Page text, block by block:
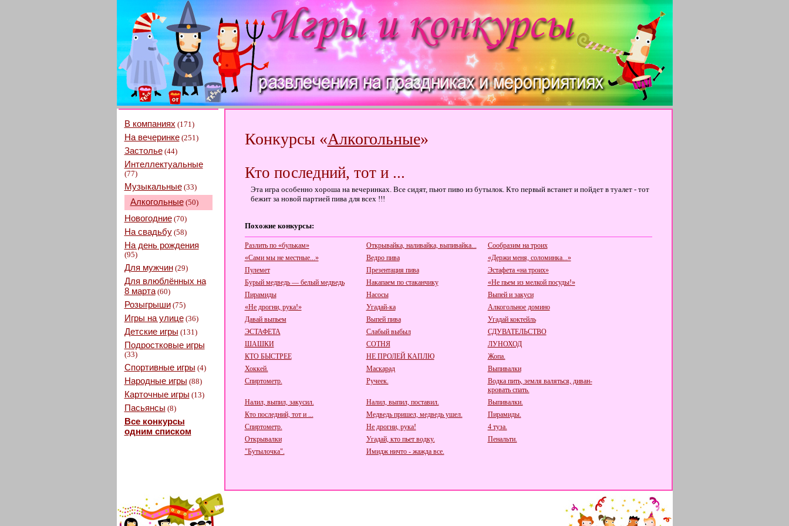
В компаниях (171)
На вечеринке(251)
Застолье(44)
Интеллектуальные
(77)
Музыкальные(33)
Алкогольные(50)
Новогодние(70)
На свадьбу(58)
На день рождения
(95)
Для мужчин(29)
Для влюблённых на
8 марта(60)
Розыгрыши(75)
Игры на улице(36)
Детские игры (131)
Подростковые игры
(33)
Спортивные игры (4)
Народные игры (88)
Карточные игры (13)
Пасьянсы (8)
Все конкурсы
одним списком
Конкурсы «Алкогольные»
Кто последний, тот и ...
Эта игра особенно хороша на вечеринках. Все сидят, пьют пиво из бутылок. Кто первый встанет и пойдет в туалет - тот
бежит за новой партией пива для всех !!!
Похожие конкурсы:
Разлить по «булькам» Открывайка, наливайка, выпивайка...
Сообразим на троих
«Сами мы не местные...»
Ведро пива
«Держи меня, соломинка...»
Пулемет
Презентация пива
Эстафета «на троих»
Бурый медведь — белый медведь
Накапаем по стаканчику
«Не пьем из мелкой посуды!»
Пирамиды
Насосы
Выпей и закуси
«Не дрогни, рука!»
Угадай-ка
Алкогольное домино
Давай выпьем
Выпей пива
Угадай коктейль
ЭСТАФЕТА
Слабый выбыл
СДУВАТЕЛЬСТВО
ШАШКИ
СОТНЯ
ЛУНОХОД
КТО БЫСТРЕЕ
НЕ ПРОЛЕЙ КАПЛЮ
Жопа.
Хоккей.
Маскарад
Выпивалки
Спиртометр.
Ручеек.
Водка пить, земля валяться, диван-
кровать спать.
Налил, выпил, закусил.
Налил, выпил, поставил.
Выпивалки.
Кто последний, тот и ...
Медведь пришел, медведь ушел.
Пирамиды.
Спиртометр.
Не дрогни, рука!
4 туза.
Открывалки
Угадай, кто пьет водку.
Пенальти.
"Бутылочка".
Имидж ничто - жажда все.